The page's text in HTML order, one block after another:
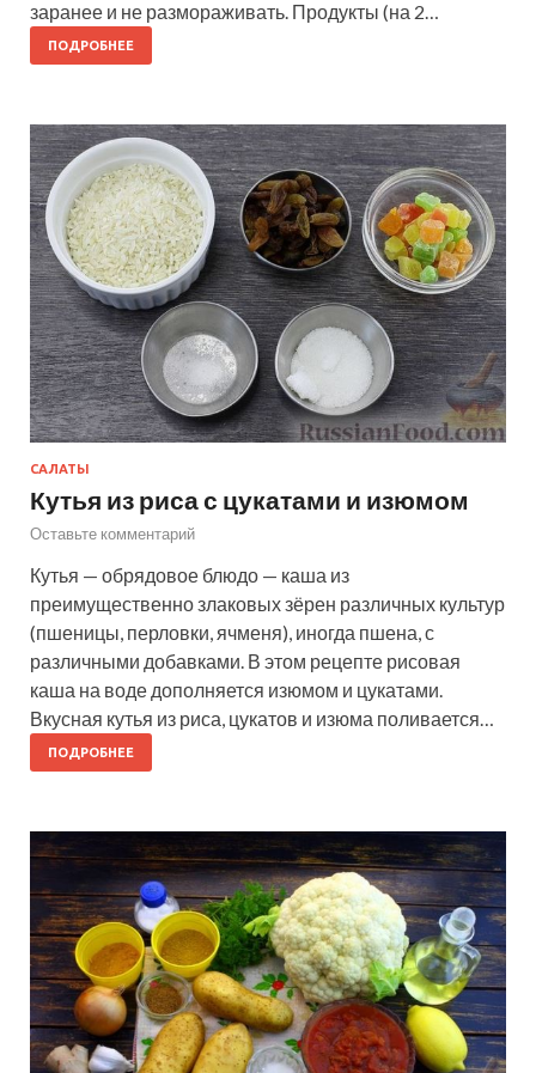
заранее и не размораживать. Продукты (на 2…
ПОДРОБНЕЕ
САЛАТЫ
Кутья из риса с цукатами и изюмом
Оставьте комментарий
Кутья — обрядовое блюдо — каша из
преимущественно злаковых зёрен различных культур
(пшеницы, перловки, ячменя), иногда пшена, с
различными добавками. В этом рецепте рисовая
каша на воде дополняется изюмом и цукатами.
Вкусная кутья из риса, цукатов и изюма поливается…
ПОДРОБНЕЕ